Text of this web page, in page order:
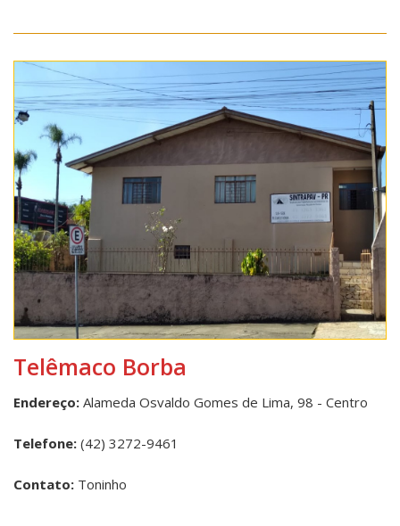
Telêmaco Borba
Endereço: Alameda Osvaldo Gomes de Lima, 98 - Centro
Telefone: (42) 3272-9461
Contato: Toninho